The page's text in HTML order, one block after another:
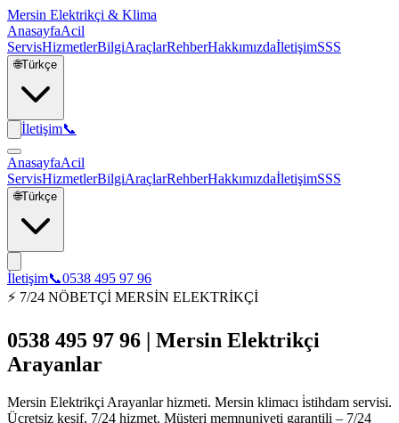
Mersin Elektrikçi & Klima
AnasayfaAcil
ServisHizmetlerBilgiAraçlarRehberHakkımızdaİletişimSSS
🌐Türkçe
İletişim📞
AnasayfaAcil
ServisHizmetlerBilgiAraçlarRehberHakkımızdaİletişimSSS
🌐Türkçe
İletişim📞0538 495 97 96
⚡ 7/24 NÖBETÇİ MERSİN ELEKTRİKÇİ
0538 495 97 96 | Mersin Elektrikçi
Arayanlar
Mersin Elektrikçi Arayanlar hizmeti. Mersin klimacı i̇stihdam servisi.
Ücretsiz keşif, 7/24 hizmet. Müşteri memnuniyeti garantili – 7/24